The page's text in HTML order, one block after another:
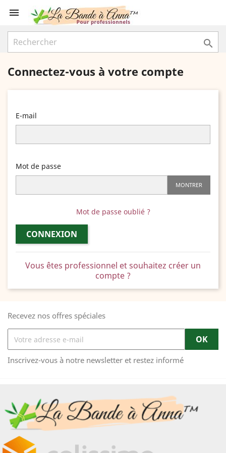


Connectez-vous à votre compte
E-mail
Mot de passe
MONTRER
Mot de passe oublié ?
CONNEXION
Vous êtes professionnel et souhaitez créer un
compte ?
Recevez nos offres spéciales
Inscrivez-vous à notre newsletter et restez informé